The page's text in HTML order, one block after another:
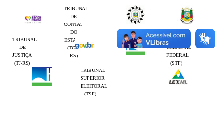
TRIBUNAL
DE
CONTAS
DO
ESTADO
(TCE-
RS)
TRIBUNAL
DE
JUSTIÇA
(TJ-RS)
SUPREMO
TRIBUNAL
FEDERAL
(STF)
TRIBUNAL
SUPERIOR
ELEITORAL
(TSE)